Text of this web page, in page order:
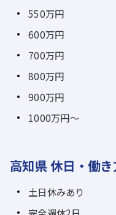
550万円
600万円
700万円
800万円
900万円
1000万円～
高知県 休日・働
土日休みあり